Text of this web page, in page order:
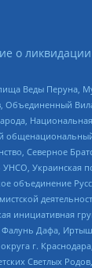
о
Веды Перуна,
Объединенный
Северное
Украинская
объединение
инициативная
Фалунь Дафа,
г. Краснодара,
Светлых Родов,